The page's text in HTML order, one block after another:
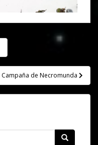
Campaña de Necromunda